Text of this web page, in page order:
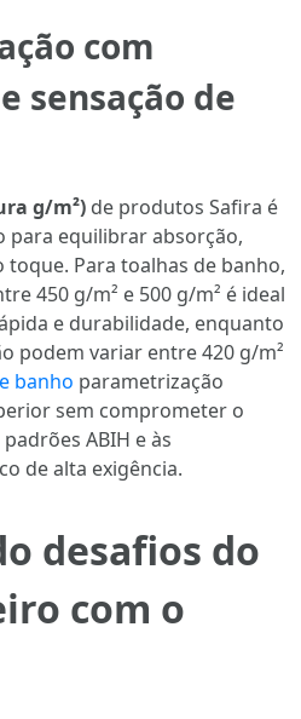
com
sensação de
g/m²) de produtos Safira é
para equilibrar absorção,
toque. Para toalhas de banho,
450 g/m² e 500 g/m² é ideal
e durabilidade, enquanto
podem variar entre 420 g/m²
banho parametrização
sem comprometer o
ABIH e às
de alta exigência.
desafios do
com o